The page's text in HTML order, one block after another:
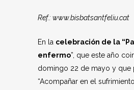
Ref.: www.bisbatsantfeliu.cat
En la celebración de la
enfermo”, que este año
domingo 22 de mayo y que
“Acompañar en el